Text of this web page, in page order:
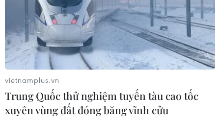
vietnamplus.vn
Trung Quốc thử nghiệm tuyến tàu cao tốc
xuyên vùng đất đóng băng vĩnh cửu